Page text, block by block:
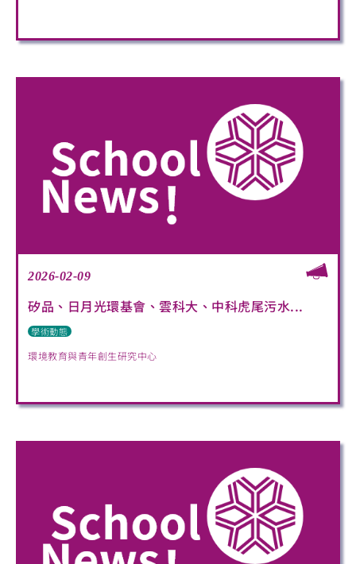
2026-02-09
矽品、日月光環基會、雲科大、中科虎尾污水...
學術動態
環境教育與青年創生研究中心